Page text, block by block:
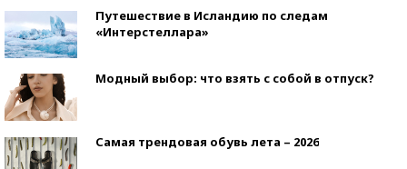
Путешествие в Исландию по следам
«Интерстеллара»
Модный выбор: что взять с собой в отпуск?
Самая трендовая обувь лета – 2026